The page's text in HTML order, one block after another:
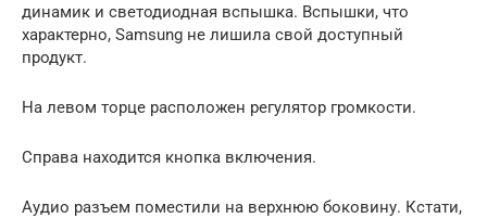
динамик и светодиодная вспышка. Вспышки, что
характерно, Samsung не лишила свой доступный
продукт.
На левом торце расположен регулятор громкости.
Справа находится кнопка включения.
Аудио разъем поместили на верхнюю боковину. Кстати,